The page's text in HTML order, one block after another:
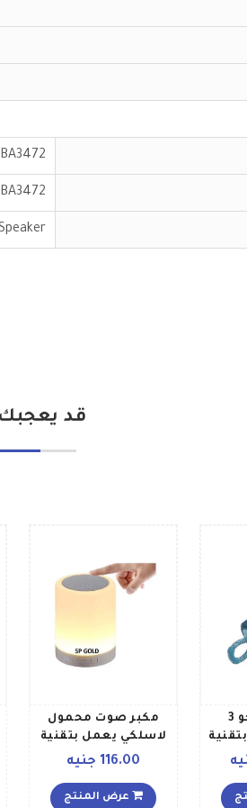
BA3472
BA3472
قد
مكبر صوت جو 3
مكبر صوت محمول
لاسلكي يعمل بتقنية
بلوتوث ومزود بمصباح
B07SNBC6KK بيج
116.00 جنيه
عرض المنتج